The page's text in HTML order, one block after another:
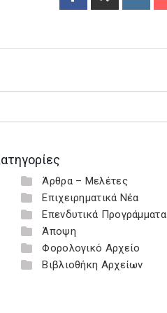
Άρθρα – Μελέτες
Επιχειρηματικά Νέα
Επενδυτικά Προγράμματα
Άποψη
Φορολογικό Αρχείο
Βιβλιοθήκη Αρχείων